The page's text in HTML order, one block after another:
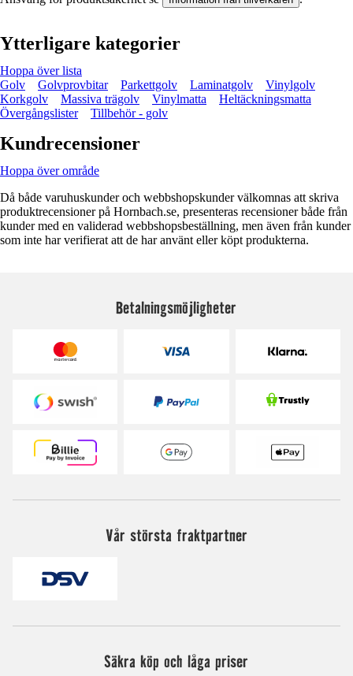
Ytterligare kategorier
Hoppa över lista
Golv
Golvprovbitar Parkettgolv Laminatgolv
Vinylgolv
Korkgolv
Massiva trägolv Vinylmatta
Heltäckningsmatta
Övergångslister
Tillbehör - golv
Kundrecensioner
Hoppa över område
Då både varuhuskunder och webbshopskunder välkomnas att skriva
produktrecensioner på Hornbach.se, presenteras recensioner både från
kunder med en validerad webbshopsbeställning, men även från kunder
som inte har verifierat att de har använt eller köpt produkterna.
Betalningsmöjligheter
Vår största fraktpartner
Säkra köp och låga priser